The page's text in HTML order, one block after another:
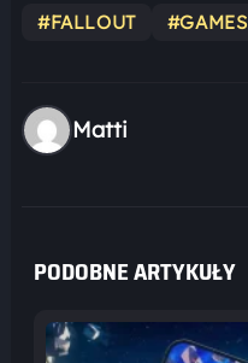
#FALLOUT #GAMES
Matti
PODOBNE ARTYKUŁY